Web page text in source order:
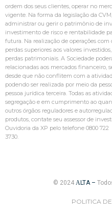
ordem dos seus clientes, operar no
vigente. Na forma da legislação da
administrar ou gerir o patrimônio de
investimento de risco e rentabilidade
futura. Na realização de operações
perdas superiores aos valores
perdas patrimoniais. A Sociedade
relacionadas aos mercados financeiro,
desde que não conflitem com a
podendo ser realizada por meio da
pessoa jurídica terceira. Todas as
segregação e em cumprimento ao
outros órgãos reguladores e
produtos, contate seu assessor de
Ouvidoria da XP pelo telefone 0800 722
3730.
© 2024 ALTA –
POLITICA